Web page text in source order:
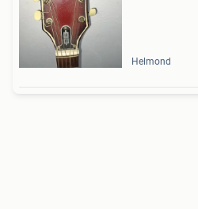
Helmond